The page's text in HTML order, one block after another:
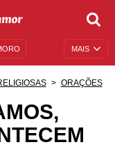
MAIS
ORAÇÕES